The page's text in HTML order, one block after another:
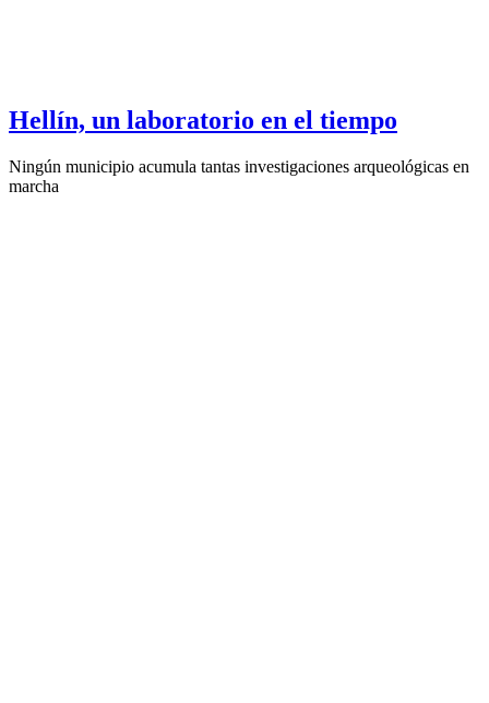
Hellín, un laboratorio en el tiempo
Ningún municipio acumula tantas investigaciones arqueológicas en
marcha